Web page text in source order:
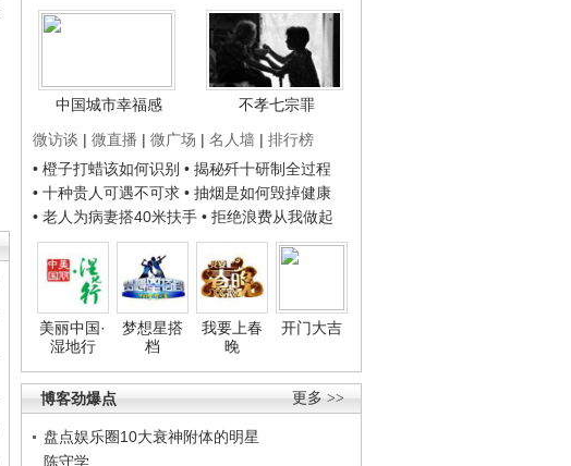
中国城市幸福感
不孝七宗罪
微访谈 | 微直播 | 微广场 | 名人墙 | 排行榜
• 橙子打蜡该如何识别 • 揭秘歼十研制全过程
• 十种贵人可遇不可求 • 抽烟是如何毁掉健康
• 老人为病妻搭40米扶手 • 拒绝浪费从我做起
美丽中国·
湿地行
梦想星搭
档
我要上春
晚
开门大吉
更多 >>
博客劲爆点
盘点娱乐圈10大衰神附体的明星
陈守学